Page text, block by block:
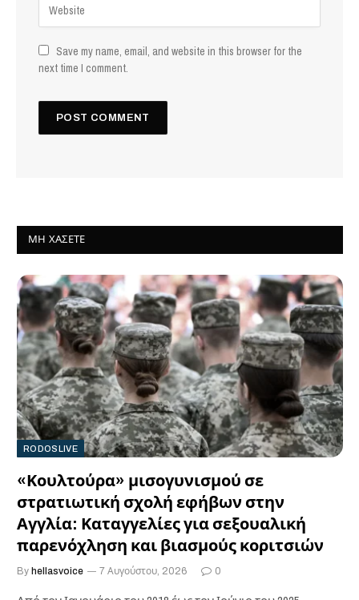
Save my name, email, and website in this browser for the
next time I comment.
ΜΗ ΧΆΣΕΤΕ
RODOSLIVE
«Κουλτούρα» μισογυνισμού σε
στρατιωτική σχολή εφήβων στην
Αγγλία: Καταγγελίες για σεξουαλική
παρενόχληση και βιασμούς κοριτσιών
By hellasvoice 7 Αυγούστου, 2026 0